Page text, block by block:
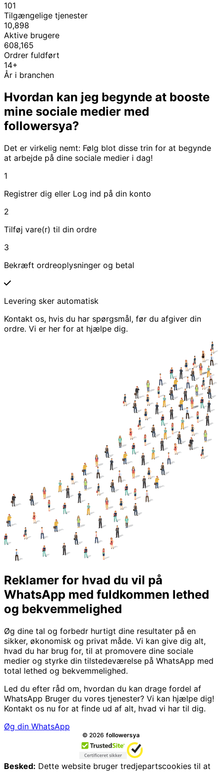
101
Tilgængelige tjenester
10,898
Aktive brugere
608,165
Ordrer fuldført
14+
År i branchen
Hvordan kan jeg begynde at booste
mine sociale medier med
followersya?
Det er virkelig nemt: Følg blot disse trin for at begynde
at arbejde på dine sociale medier i dag!
1
Registrer dig eller Log ind på din konto
2
Tilføj vare(r) til din ordre
3
Bekræft ordreoplysninger og betal
Levering sker automatisk
Kontakt os, hvis du har spørgsmål, før du afgiver din
ordre. Vi er her for at hjælpe dig.
Reklamer for hvad du vil på
WhatsApp med fuldkommen lethed
og bekvemmelighed
Øg dine tal og forbedr hurtigt dine resultater på en
sikker, økonomisk og privat måde. Vi kan give dig alt,
hvad du har brug for, til at promovere dine sociale
medier og styrke din tilstedeværelse på WhatsApp med
total lethed og bekvemmelighed.
Led du efter råd om, hvordan du kan drage fordel af
WhatsApp Bruger du vores tjenester? Vi kan hjælpe dig!
Kontakt os nu for at finde ud af alt, hvad vi har til dig.
Øg din WhatsApp
Alle rettigheder forbeholdes.
© 2026 followersya
Besked: Dette website bruger tredjepartscookies til at